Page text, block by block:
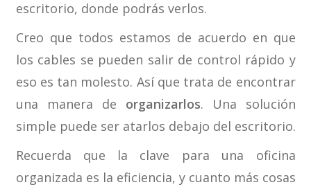
escritorio, donde podrás verlos.
Creo que todos estamos de acuerdo en que
los cables se pueden salir de control rápido y
eso es tan molesto. Así que trata de encontrar
una manera de organizarlos. Una solución
simple puede ser atarlos debajo del escritorio.
Recuerda que la clave para una oficina
organizada es la eficiencia, y cuanto más cosas